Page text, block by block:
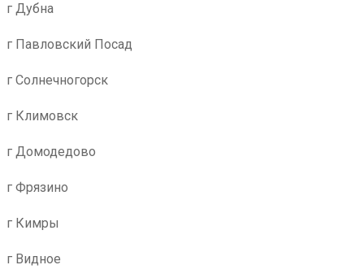
г Дубна
г Павловский Посад
г Солнечногорск
г Климовск
г Домодедово
г Фрязино
г Кимры
г Видное